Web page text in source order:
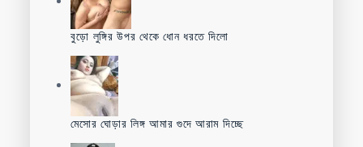
বুড়ো লুঙ্গির উপর থেকে ধোন ধরতে দিলো
মেসোর ঘোড়ার লিঙ্গ আমার গুদে আরাম দিচ্ছে